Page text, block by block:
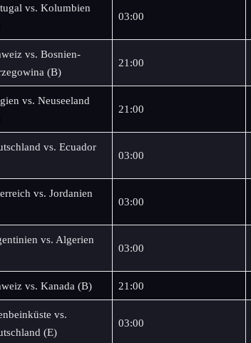
vs. Kolumbien
03:00
vs. Bosnien-
(B)
21:00
vs. Neuseeland
21:00
vs. Ecuador
03:00
vs. Jordanien
03:00
vs. Algerien
03:00
vs. Kanada (B) 21:00
vs.
(E)
03:00